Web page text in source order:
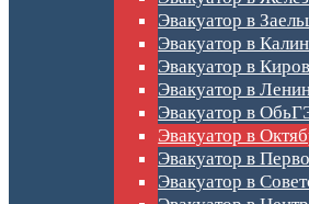
Эвакуатор в
Эвакуатор в
Эвакуатор в
Эвакуатор в
Эвакуатор в
Эвакуатор в
Эвакуатор в
Эвакуатор в